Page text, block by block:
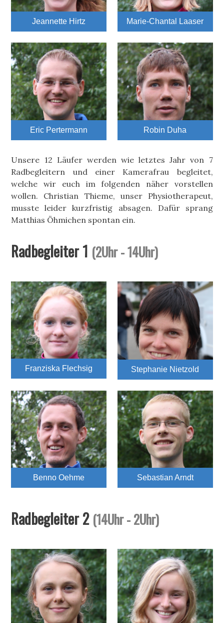
Jeannette Hirtz Marie-Chantal Laaser
Eric Pertermann Robin Duha
Unsere 12 Läufer werden wie letztes Jahr von 7
Radbegleitern und einer Kamerafrau begleitet,
welche wir euch im folgenden näher vorstellen
wollen. Christian Thieme, unser Physiotherapeut,
musste leider kurzfristig absagen. Dafür sprang
Matthias Öhmichen spontan ein.
Radbegleiter 1 (2Uhr - 14Uhr)
Franziska Flechsig Stephanie Nietzold
Benno Oehme Sebastian Arndt
Radbegleiter 2 (14Uhr - 2Uhr)